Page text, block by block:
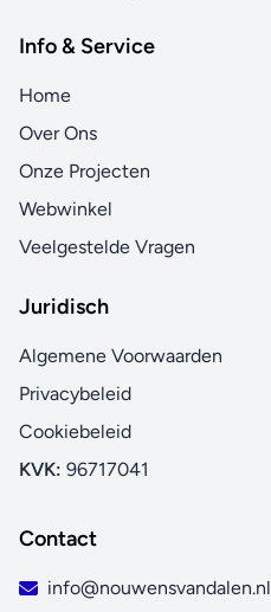
Info & Service
Home
Over Ons
Onze Projecten
Webwinkel
Veelgestelde Vragen
Juridisch
Algemene Voorwaarden
Privacybeleid
Cookiebeleid
KVK: 96717041
Contact
info@nouwensvandalen.nl